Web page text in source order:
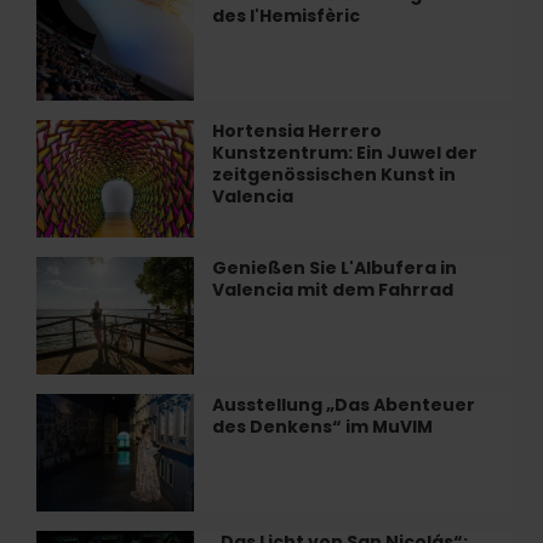
Meeres
frühstücken
in
des l'Hemisfèric
Sie
das
Programm
des
l'Hemisfèric
Hortensia Herrero
Kunstzentrum: Ein Juwel der
zeitgenössischen Kunst in
Valencia
Hortensia
Herrero
Kunstzentrum:
Ein
Juwel
der
zeitgenössischen
Kunst
in
Valencia
Genießen Sie L'Albufera in
Valencia mit dem Fahrrad
L'Albufera
in
Valencia
mit
Ausstellung „Das Abenteuer
des Denkens“ im MuVIM
Ausstellung
Abenteuer
Denkens“
im